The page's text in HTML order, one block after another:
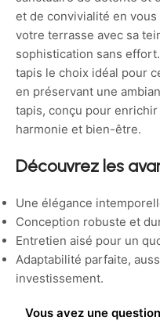
et de convivialité en
votre terrasse avec sa
sophistication sans
tapis le choix idéal pour
en préservant une
tapis, conçu pour
harmonie et bien-être.
Découvrez les
Une élégance
Conception robuste et
Entretien aisé pour un
Adaptabilité parfaite,
investissement.
Vous avez une